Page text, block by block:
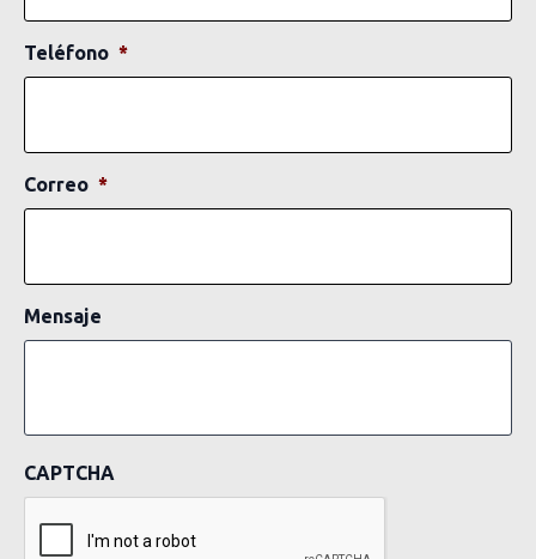
Teléfono *
Correo *
Mensaje
CAPTCHA